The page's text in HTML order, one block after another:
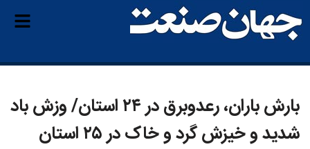
بارش باران، رعدوبرق در ۲۴ استان/ وزش باد
شدید و خیزش گرد و خاک در ۲۵ استان